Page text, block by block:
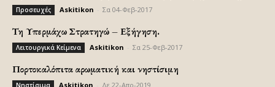
Προσευχές Askitikon Σα 04-Φεβ-2017
Τη Υπερμάχω Στρατηγώ – Εξήγηση.
Λειτουργικά Κείμενα Askitikon Σα 25-Φεβ-2017
Πορτοκαλόπιτα αρωματική και νηστίσιμη
Askitikon Δε 22-Απρ-2019